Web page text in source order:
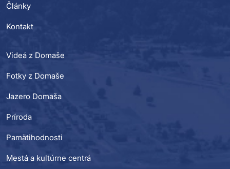
Články
Kontakt
Videá z Domaše
Fotky z Domaše
Jazero Domaša
Príroda
Pamätihodnosti
Mestá a kultúrne centrá